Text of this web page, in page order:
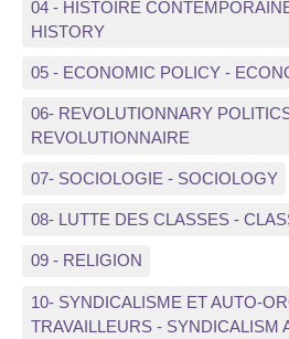
04 - HISTOIRE
HISTORY
05 - ECONOMIC POLICY -
06- REVOLUTIONNARY
REVOLUTIONNAIRE
07- SOCIOLOGIE - SOCIOLOGY
08- LUTTE DES CLASSES -
09 - RELIGION
10- SYNDICALISME ET AUTO-
TRAVAILLEURS - SYNDICALISM